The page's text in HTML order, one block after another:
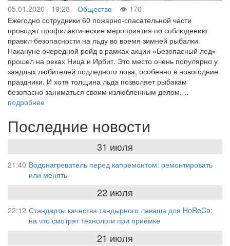
05.01.2020 - 19:28 Общество
170
Ежегодно сотрудники 60 пожарно-спасательной части
проводят профилактические мероприятия по соблюдению
правил безопасности на льду во время зимней рыбалки.
Накануне очередной рейд в рамках акции «Безопасный лед»
прошел на реках Ница и Ирбит. Это место очень популярно у
заядлых любителей подледного лова, особенно в новогодние
праздники. И хотя толщина льда позволяет рыбакам
безопасно заниматься своим излюбленным делом,…
подробнее
Последние новости
31 июля
21:40 Водонагреватель перед капремонтом: ремонтировать
или менять
22 июля
22:12 Стандарты качества тандырного лаваша для HoReCa:
на что смотрят технологи при приёмке
21 июля